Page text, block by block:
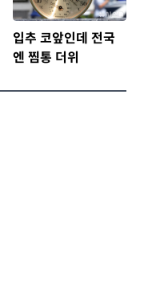
입추 코앞인데 전국
엔 찜통 더위